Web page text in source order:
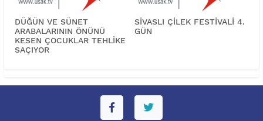
DÜĞÜN VE SÜNET
ARABALARININ ÖNÜNÜ
KESEN ÇOCUKLAR TEHLİKE
SAÇIYOR
SİVASLI ÇİLEK FESTİVALİ 4.
GÜN